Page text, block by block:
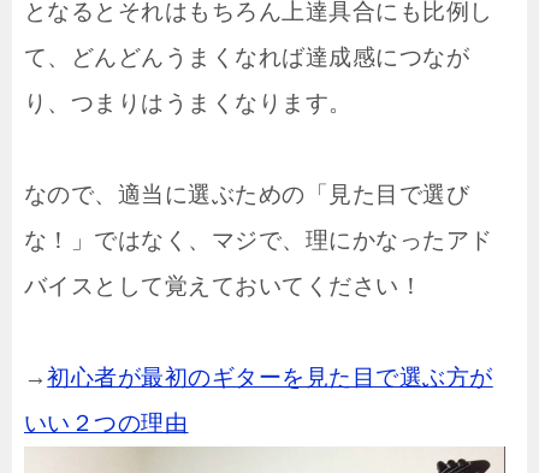
となるとそれはもちろん上達具合にも比例し
て、どんどんうまくなれば達成感につなが
り、つまりはうまくなります。
なので、適当に選ぶための「見た目で選び
な！」ではなく、マジで、理にかなったアド
バイスとして覚えておいてください！
→初心者が最初のギターを見た目で選ぶ方が
いい２つの理由